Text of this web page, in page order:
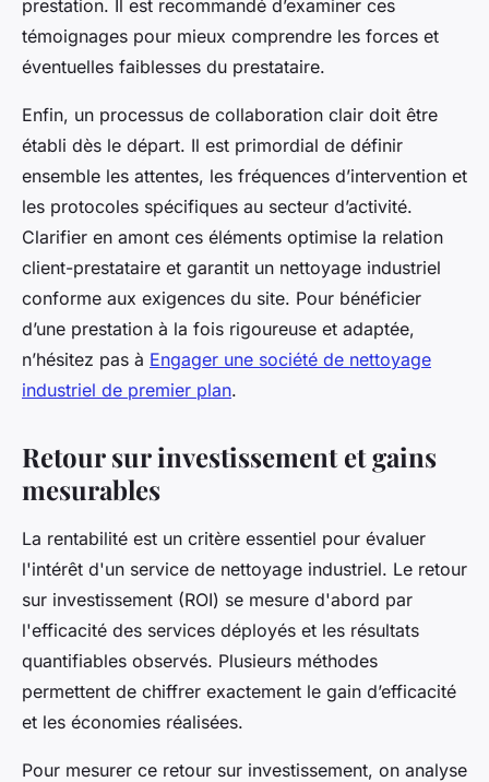
prestation. Il est recommandé d’examiner ces
témoignages pour mieux comprendre les forces et
éventuelles faiblesses du prestataire.
Enfin, un processus de collaboration clair doit être
établi dès le départ. Il est primordial de définir
ensemble les attentes, les fréquences d’intervention et
les protocoles spécifiques au secteur d’activité.
Clarifier en amont ces éléments optimise la relation
client-prestataire et garantit un nettoyage industriel
conforme aux exigences du site. Pour bénéficier
d’une prestation à la fois rigoureuse et adaptée,
n’hésitez pas à Engager une société de nettoyage
industriel de premier plan.
Retour sur investissement et gains
mesurables
La rentabilité est un critère essentiel pour évaluer
l'intérêt d'un service de nettoyage industriel. Le retour
sur investissement (ROI) se mesure d'abord par
l'efficacité des services déployés et les résultats
quantifiables observés. Plusieurs méthodes
permettent de chiffrer exactement le gain d’efficacité
et les économies réalisées.
Pour mesurer ce retour sur investissement, on analyse